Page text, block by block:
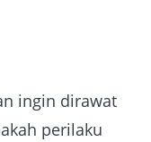
ingin dirawat
perilaku